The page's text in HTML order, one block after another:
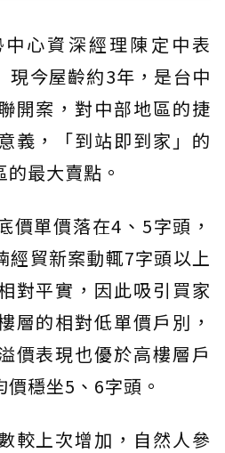
心資深經理陳定中表
現今屋齡約3年，是台中
開案，對中部地區的捷
義，「到站即到家」的
最大賣點。
價單價落在4、5字頭，
經貿新案動輒7字頭以上
對平實，因此吸引買家
層的相對低單價戶別，
價表現也優於高樓層戶
穩坐5、6字頭。
較上次增加，自然人參